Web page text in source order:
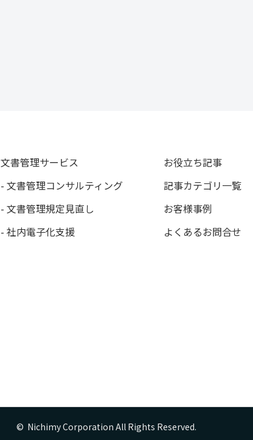
文書管理サービス
- 文書管理コンサルティング
- 文書管理規定見直し
- 社内電子化支援
お役立ち記事
記事カテゴリ一覧
お客様事例
よくあるお問合せ
©  Nichimy Corporation All Rights Reserved.